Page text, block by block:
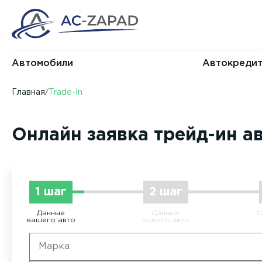
Автомобили
Главная Trade-In
Онлайн заявка трейд-ин
1 шаг
Данные
вашего авто
2 шаг
Данные
нового авто